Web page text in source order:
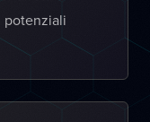
potenziali